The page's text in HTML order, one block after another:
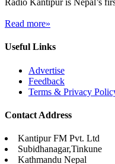
Radio Kantipur is Nepal’s
Read more»
Useful Links
Advertise
Feedback
Terms & Privacy
Contact Address
Kantipur FM Pvt. Ltd
Subidhanagar,Tinkune
Kathmandu Nepal